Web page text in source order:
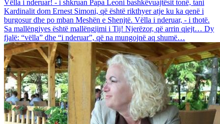
Vëlla i nderuar! - i shkruan Papa Leoni bashkëvuajtësit tonë, tani
Kardinalit dom Ernest Simoni, që është rikthyer atje ku ka qenë i
burgosur dhe po mban Meshën e Shenjtë. Vëlla i nderuar, - i thotë.
Sa mallëngjyes është mallëngjimi i Tij! Njerëzor, që arrin qiejt… Dy
fjalë: “vëlla” dhe “i nderuar”, që na mungojnë aq shumë…